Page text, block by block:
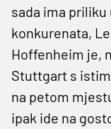
sada ima
konkurenata,
Hoffenheim je,
Stuttgart s
na petom
ipak ide na